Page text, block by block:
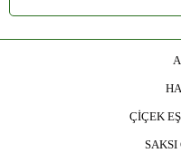
ÇİÇEK